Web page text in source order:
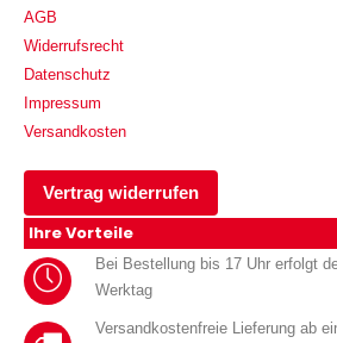
AGB
Widerrufsrecht
Datenschutz
Impressum
Versandkosten
Vertrag widerrufen
Ihre Vorteile
Bei Bestellung bis 17 Uhr erfolgt
Werktag
Versandkostenfreie Lieferung ab